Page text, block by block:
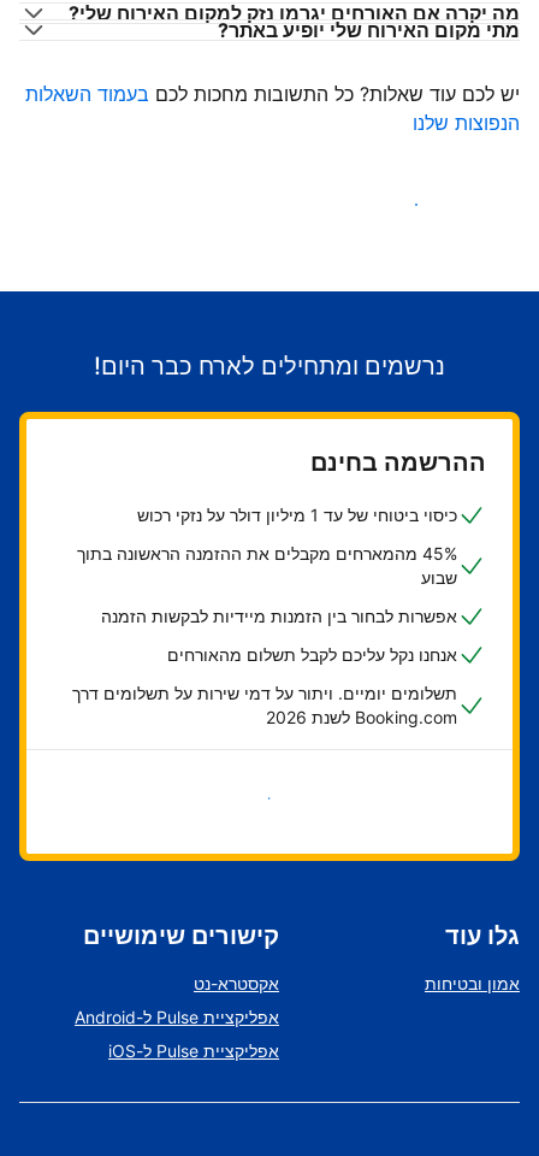
מה יקרה אם האורחים יגרמו נזק למקום האירוח שלי?
מתי מקום האירוח שלי יופיע באתר?
יש לכם עוד שאלות? כל התשובות מחכות לכם בעמוד השאלות
הנפוצות שלנו
התחילו לקבל אורחים
נרשמים ומתחילים לארח כבר היום!
ההרשמה בחינם
כיסוי ביטוחי של עד 1 מיליון דולר על נזקי רכוש
45% מהמארחים מקבלים את ההזמנה הראשונה בתוך
שבוע
אפשרות לבחור בין הזמנות מיידיות לבקשות הזמנה
אנחנו נקל עליכם לקבל תשלום מהאורחים
תשלומים יומיים. ויתור על דמי שירות על תשלומים דרך
Booking.com לשנת 2026
בואו נתחיל
גלו עוד
אמון ובטיחות
קישורים שימושיים
אקסטרא-נט
אפליקציית Pulse ל-Android
אפליקציית Pulse ל-iOS